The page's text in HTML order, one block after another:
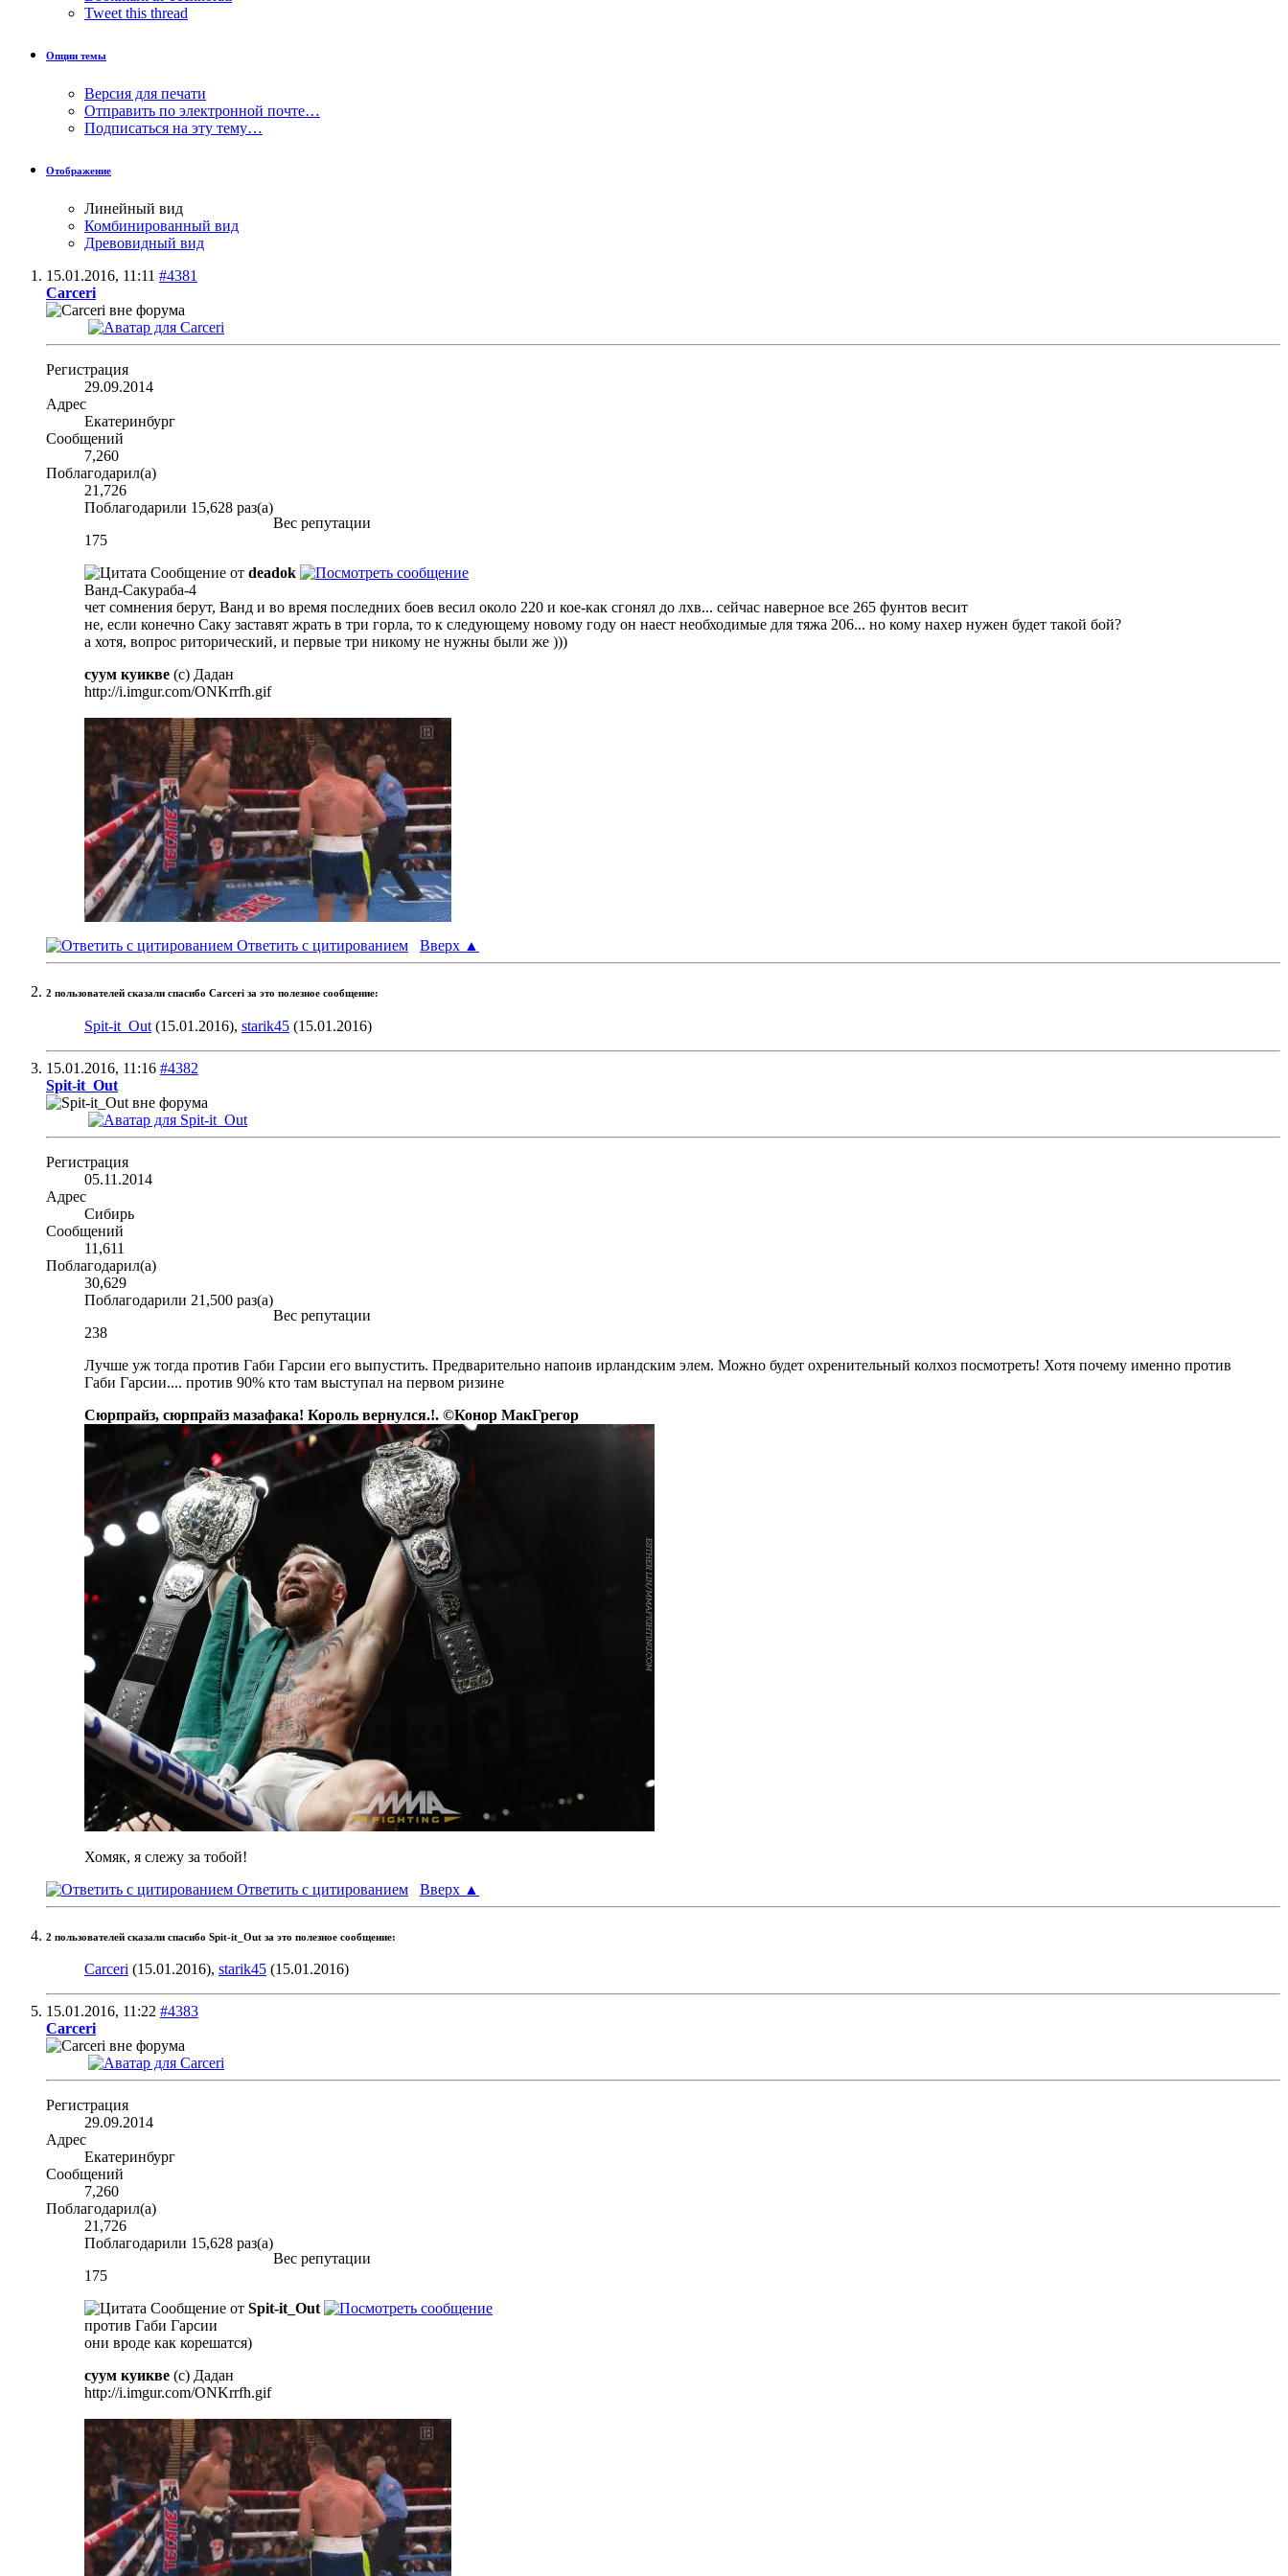
Tweet this thread
Опции темы
Версия для печати
Отправить по электронной почте…
Подписаться на эту тему…
Отображение
Линейный вид
Комбинированный вид
Древовидный вид
15.01.2016, 11:11 #4381
Carceri
Регистрация
29.09.2014
Адрес
Екатеринбург
Сообщений
7,260
Поблагодарил(а)
21,726
Поблагодарили 15,628 раз(а)
Вес репутации
175
Сообщение от deadok
Ванд-Сакураба-4
чет сомнения берут, Ванд и во время последних боев весил около 220 и кое-как сгонял до лхв... сейчас наверное все 265 фунтов весит
не, если конечно Саку заставят жрать в три горла, то к следующему новому году он наест необходимые для тяжа 206... но кому нахер нужен будет такой бой?
а хотя, вопрос риторический, и первые три никому не нужны были же )))
суум куикве (с) Дадан
http://i.imgur.com/ONKrrfh.gif
Ответить с цитированием Вверх ▲
2 пользователей сказали cпасибо Carceri за это полезное сообщение:
Spit-it_Out (15.01.2016), starik45 (15.01.2016)
15.01.2016, 11:16 #4382
Spit-it_Out
Регистрация
05.11.2014
Адрес
Сибирь
Сообщений
11,611
Поблагодарил(а)
30,629
Поблагодарили 21,500 раз(а)
Вес репутации
238
Лучше уж тогда против Габи Гарсии его выпустить. Предварительно напоив ирландским элем. Можно будет охренительный колхоз посмотреть! Хотя почему именно против
Габи Гарсии.... против 90% кто там выступал на первом ризине
Сюрпрайз, сюрпрайз мазафака! Король вернулся.!. ©Конор МакГрегор
Хомяк, я слежу за тобой!
Ответить с цитированием
Вверх ▲
2 пользователей сказали cпасибо Spit-it_Out за это полезное сообщение:
Carceri (15.01.2016), starik45 (15.01.2016)
15.01.2016, 11:22 #4383
Carceri
Регистрация
29.09.2014
Адрес
Екатеринбург
Сообщений
7,260
Поблагодарил(а)
21,726
Поблагодарили 15,628 раз(а)
Вес репутации
175
Сообщение от Spit-it_Out
против Габи Гарсии
они вроде как корешатся)
суум куикве (с) Дадан
http://i.imgur.com/ONKrrfh.gif